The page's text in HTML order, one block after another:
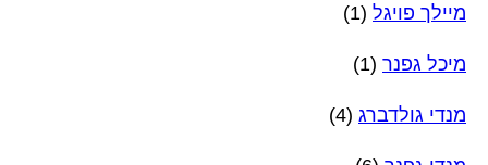
מיילך פויגל (1)
מיכל גפנר (1)
מנדי גולדברג (4)